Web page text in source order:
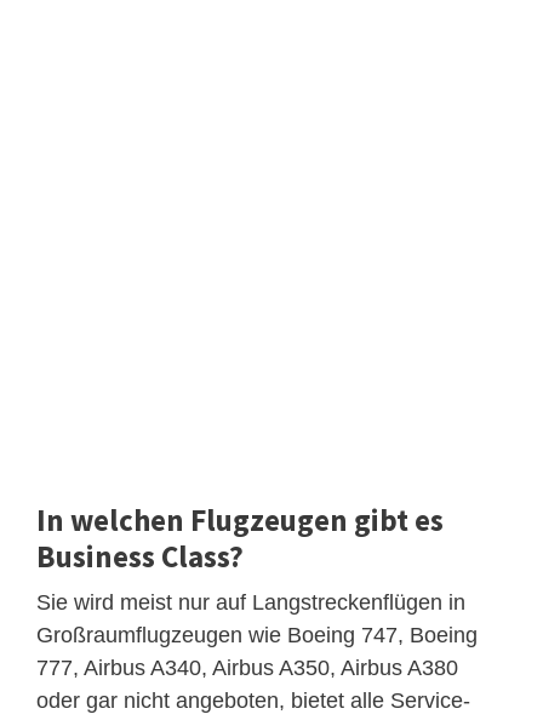
In welchen Flugzeugen gibt es
Business Class?
Sie wird meist nur auf Langstreckenflügen in
Großraumflugzeugen wie Boeing 747, Boeing
777, Airbus A340, Airbus A350, Airbus A380
oder gar nicht angeboten, bietet alle Service-